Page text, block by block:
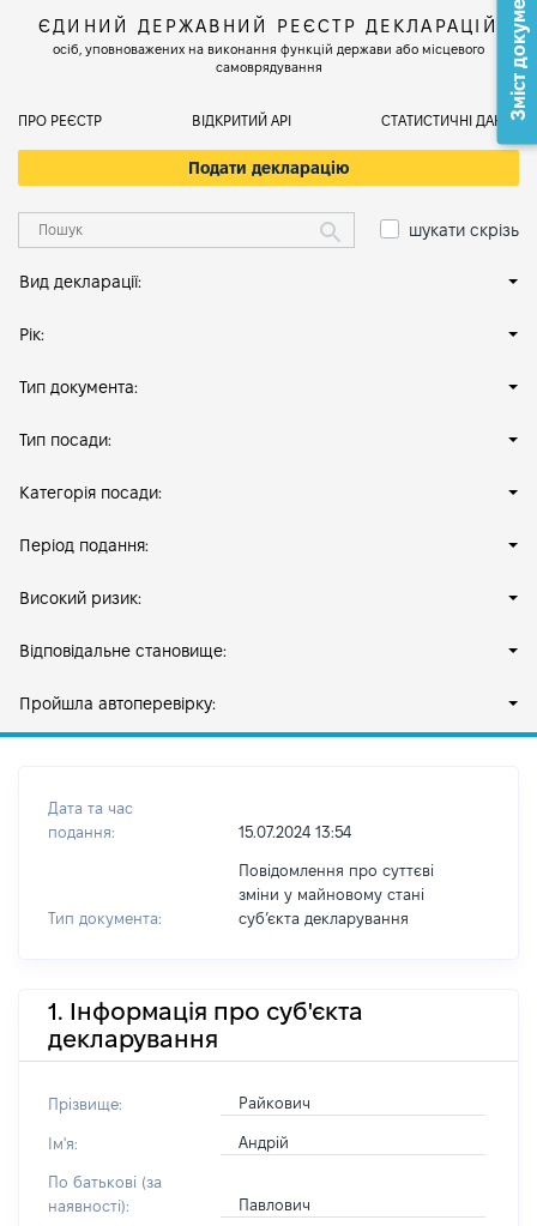
ЄДИНИЙ ДЕРЖАВНИЙ РЕЄСТР ДЕКЛАРАЦІЙ
осіб, уповноважених на виконання функцій держави або місцевого
самоврядування
ПРО РЕЄСТР ВІДКРИТИЙ АРІ СТАТИСТИЧНІ ДАНІ
Подати декларацію
шукати скрізь
Вид декларації:
Рік:
Тип документа:
Тип посади:
Категорія посади:
Період подання:
Високий ризик:
Відповідальне становище:
Пройшла автоперевірку:
Дата та час
подання:
15.07.2024 13:54
Тип документа:
Повідомлення про суттєві
зміни у майновому стані
субʼєкта декларування
1. Інформація про суб'єкта
декларування
Прізвище: Райкович
Ім'я: Андрій
По батькові (за
наявності):
Павлович
Зміст документа